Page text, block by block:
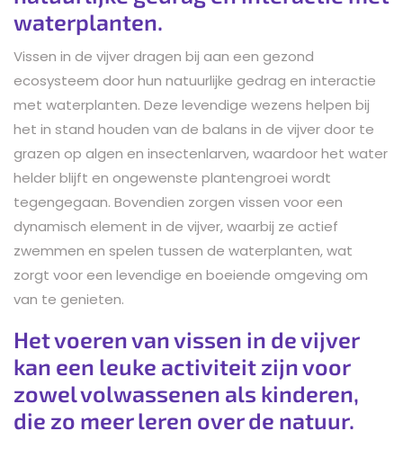
waterplanten.
Vissen in de vijver dragen bij aan een gezond
ecosysteem door hun natuurlijke gedrag en interactie
met waterplanten. Deze levendige wezens helpen bij
het in stand houden van de balans in de vijver door te
grazen op algen en insectenlarven, waardoor het water
helder blijft en ongewenste plantengroei wordt
tegengegaan. Bovendien zorgen vissen voor een
dynamisch element in de vijver, waarbij ze actief
zwemmen en spelen tussen de waterplanten, wat
zorgt voor een levendige en boeiende omgeving om
van te genieten.
Het voeren van vissen in de vijver
kan een leuke activiteit zijn voor
zowel volwassenen als kinderen,
die zo meer leren over de natuur.